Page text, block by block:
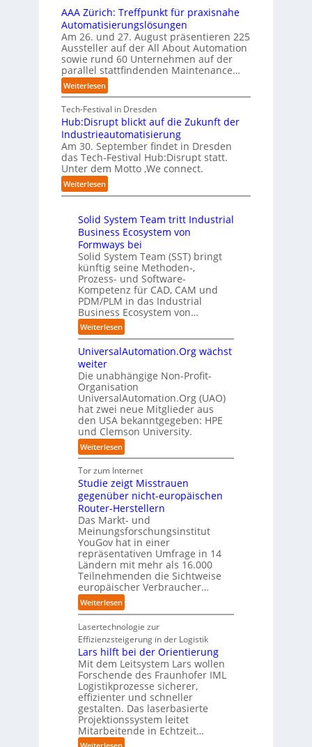
l
d
u
n
g
s
t
e
l
l
e
n
b
i
b
e
n
u
n
b
e
s
t
z
r
u
n
g
a
n
“
t
e
t
B
i
e
t
e
r
v
e
r
f
a
h
r
e
f
ü
r
d
e
n
G
i
g
a
f
a
c
t
o
r
y
-
A
u
s
b
a
u
t
S
t
e
f
a
n
S
h
w
a
b
z
u
m
C
-
C
E
O
t
e
r
n
e
h
m
e
n
w
o
l
e
n
R
h
e
n
z
e
n
t
r
e
n
n
D
e
u
t
s
c
h
l
a
n
d
AAA Zürich: Treffpunkt für praxisnahe
Automatisierungslösungen
Am 26. und 27. August präsentieren 225
Aussteller auf der All About Automation
sowie rund 60 Unternehmen auf der
parallel stattfindenden Maintenance…
Weiterlesen:
A
A
A
Z
ü
r
i
c
h
T
r
e
f
f
p
u
n
k
t
f
r
p
r
a
x
i
s
n
a
e
A
u
t
o
m
a
t
i
s
i
e
r
u
n
g
s
l
ö
s
u
n
g
Tech-Festival in Dresden
Hub:Disrupt blickt auf die Zukunft der
Industrieautomatisierung
Am 30. September findet in Dresden
das Tech-Festival Hub:Disrupt statt.
Unter dem Motto ‚We connect.
Weiterlesen:
H
b
:
D
i
s
r
u
p
t
b
l
i
c
k
t
a
u
f
d
i
e
Z
u
k
n
f
t
d
e
r
I
n
d
t
r
i
e
a
u
t
o
m
Solid System Team tritt Industrial
Business Ecosystem von
Formways bei
Solid System Team (SST) bringt
künftig seine Methoden-,
Prozess- und Software-
Kompetenz für CAD, CAM und
PDM/PLM in das Industrial
Business Ecosystem von…
Weiterlesen:
S
o
i
d
S
y
s
t
e
m
T
e
a
m
t
r
i
t
t
I
n
d
u
t
r
i
a
l
B
s
i
n
UniversalAutomation.Org wächst
weiter
Die unabhängige Non-Profit-
Organisation
UniversalAutomation.Org (UAO)
hat zwei neue Mitglieder aus
den USA bekanntgegeben: HPE
und Clemson University.
Weiterlesen:
U
n
i
v
e
r
s
a
l
A
u
t
o
m
a
t
i
o
n
.
O
g
w
ä
Tor zum Internet
Studie zeigt Misstrauen
gegenüber nicht-europäischen
Router-Herstellern
Das Markt- und
Meinungsforschungsinstitut
YouGov hat in einer
repräsentativen Umfrage in 14
Ländern mit mehr als 16.000
Teilnehmenden die Sichtweise
europäischer Verbraucher…
Weiterlesen:
S
t
u
d
i
e
z
e
i
g
t
M
Lasertechnologie zur
Effizienzsteigerung in der Logistik
Lars hilft bei der Orientierung
Mit dem Leitsystem Lars wollen
Forschende des Fraunhofer IML
Logistikprozesse sicherer,
effizienter und schneller
gestalten. Das laserbasierte
Projektionssystem leitet
Mitarbeitende in Echtzeit…
: